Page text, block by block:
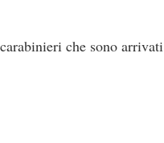
che sono arrivati